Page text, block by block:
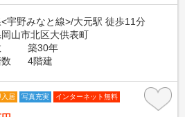
宇野みなと線>/大元駅 徒歩11分
岡山市北区大供表町
築30年
4階建
入居 写真充実 インターネット無料